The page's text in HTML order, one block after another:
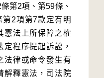
第2項、第59條、
2項第7款定有明
憲法上所保障之權
程序提起訴訟，
法律或命令發生有
解釋憲法，司法院